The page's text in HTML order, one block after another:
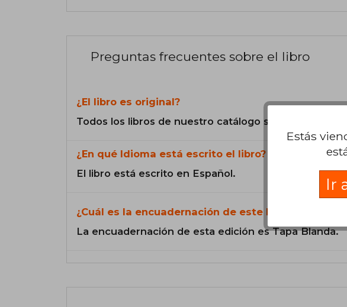
Preguntas frecuentes sobre el libro
¿El libro es original?
Todos los libros de nuestro catálogo son Originales.
¿En qué Idioma está escrito el libro?
El libro está escrito en Español.
¿Cuál es la encuadernación de este libro?
La encuadernación de esta edición es Tapa Blanda.
Estás
Ir